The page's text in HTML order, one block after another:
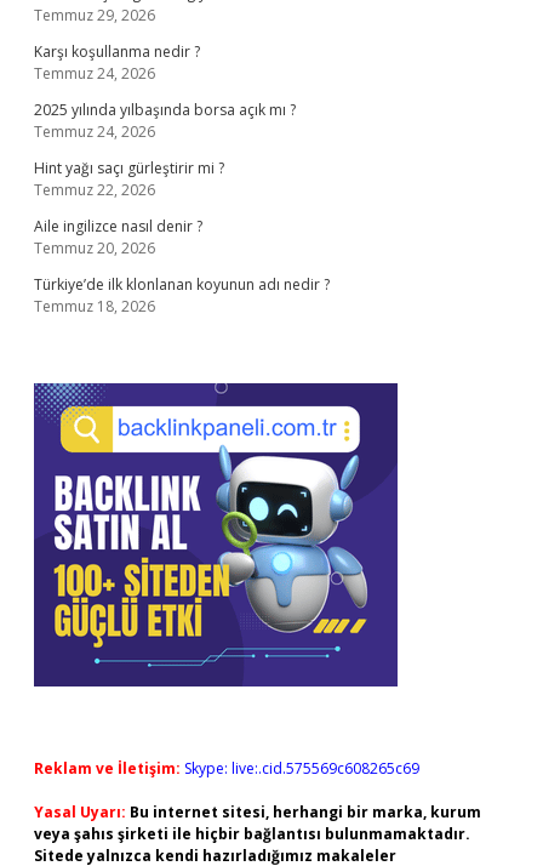
Temmuz 29, 2026
Karşı koşullanma nedir ?
Temmuz 24, 2026
2025 yılında yılbaşında borsa açık mı ?
Temmuz 24, 2026
Hint yağı saçı gürleştirir mi ?
Temmuz 22, 2026
Aile ingilizce nasıl denir ?
Temmuz 20, 2026
Türkiye’de ilk klonlanan koyunun adı nedir ?
Temmuz 18, 2026
Reklam ve İletişim: Skype: live:.cid.575569c608265c69
Yasal Uyarı: Bu internet sitesi, herhangi bir marka, kurum
veya şahıs şirketi ile hiçbir bağlantısı bulunmamaktadır.
Sitede yalnızca kendi hazırladığımız makaleler